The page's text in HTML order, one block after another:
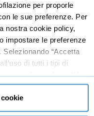
per proporle
le sue preferenze. Per
nostra cookie policy,
impostare le preferenze
Selezionando “Accetta
di tutti i tipi di
cliccando su “Usa
attivati i soli cookie
del sito.
Microsoft